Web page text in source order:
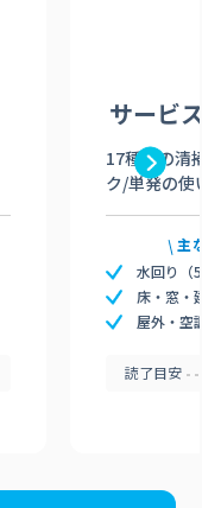
サービ
17種類の清
ク/単発の使
主
水回り（
床・窓・
屋外・空
読了目安